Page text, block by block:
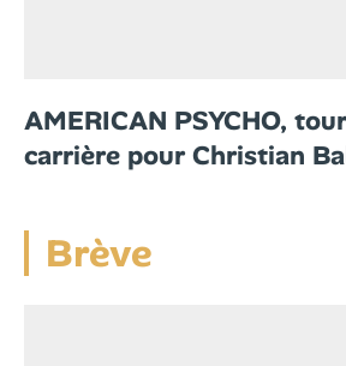
AMERICAN PSYCHO,
carrière pour Christian
Brève